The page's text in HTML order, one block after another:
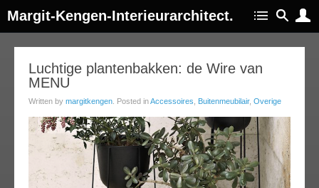
Margit-Kengen-Interieurarchitect.
Luchtige plantenbakken: de Wire van
MENU
Written by margitkengen . Posted inAccessoires Buitenmeubilair, Overige